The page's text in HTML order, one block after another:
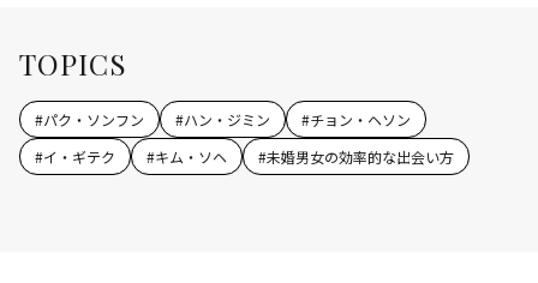
TOPICS
#パク・ソンフン #ハン・ジミン #チョン・ヘソン
#イ・ギテク #キム・ソヘ #未婚男女の効率的な出会い方